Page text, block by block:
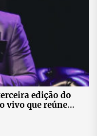
edição do
vivo que reúne
mental e